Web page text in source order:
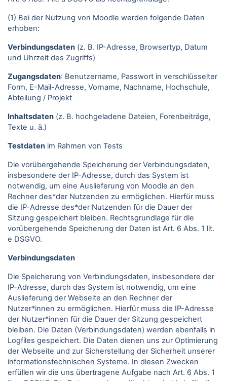
(1) Bei der Nutzung von Moodle werden folgende Daten
erhoben:
Verbindungsdaten (z. B. IP-Adresse, Browsertyp, Datum
und Uhrzeit des Zugriffs)
Zugangsdaten: Benutzername, Passwort in verschlüsselter
Form, E-Mail-Adresse, Vorname, Nachname, Hochschule,
Abteilung / Projekt
Inhaltsdaten (z. B. hochgeladene Dateien, Forenbeiträge,
Texte u. ä.)
Testdaten im Rahmen von Tests
Die vorübergehende Speicherung der Verbindungsdaten,
insbesondere der IP-Adresse, durch das System ist
notwendig, um eine Auslieferung von Moodle an den
Rechner des*der Nutzenden zu ermöglichen. Hierfür muss
die IP-Adresse des*der Nutzenden für die Dauer der
Sitzung gespeichert bleiben. Rechtsgrundlage für die
vorübergehende Speicherung der Daten ist Art. 6 Abs. 1 lit.
e DSGVO.
Verbindungsdaten
Die Speicherung von Verbindungsdaten, insbesondere der
IP-Adresse, durch das System ist notwendig, um eine
Auslieferung der Webseite an den Rechner der
Nutzer*innen zu ermöglichen. Hierfür muss die IP-Adresse
der Nutzer*innen für die Dauer der Sitzung gespeichert
bleiben. Die Daten (Verbindungsdaten) werden ebenfalls in
Logfiles gespeichert. Die Daten dienen uns zur Optimierung
der Webseite und zur Sicherstellung der Sicherheit unserer
informationstechnischen Systeme. In diesen Zwecken
erfüllen wir die uns übertragene Aufgabe nach Art. 6 Abs. 1